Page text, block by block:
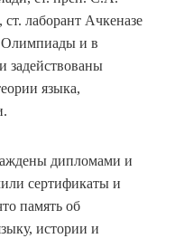
лаборант Ачкеназе
Олимпиады и в
задействованы
языка,
дипломами и
сертификаты и
память об
истории и